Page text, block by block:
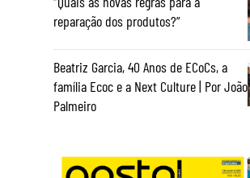
reparação dos produtos?”
Beatriz Garcia, 40 Anos de ECoCs, a
família Ecoc e a Next Culture | Por João
Palmeiro